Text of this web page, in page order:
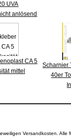
UVA
anlösend
CA 5
mittel
Scharnier
40er
Versandkosten.